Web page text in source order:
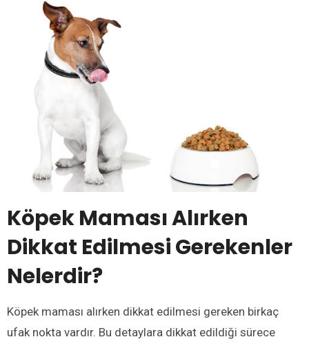
Köpek Maması Alırken
Dikkat Edilmesi Gerekenler
Nelerdir?
Köpek maması alırken dikkat edilmesi gereken birkaç
ufak nokta vardır. Bu detaylara dikkat edildiği sürece